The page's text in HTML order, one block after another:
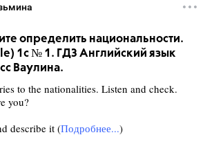
определить национальности.
1c № 1. ГДЗ Английский язык
Ваулина.
to the nationalities. Listen and check.
you?
describe it (Подробнее...)